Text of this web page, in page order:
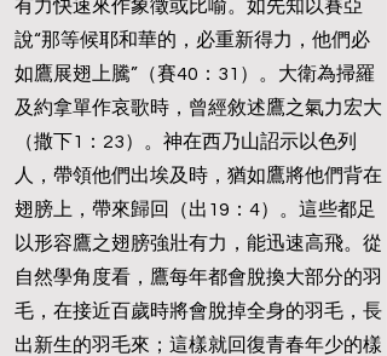
有力快速來作象徵或比喻。如先知以賽亞
說“那等候耶和華的，必重新得力，他們必
如鷹展翅上騰”（賽40：31）。大衛為掃羅
及約拿單作哀歌時，曾經敘述鷹之氣力宏大
（撒下1：23）。神在西乃山詔示以色列
人，帶領他們出埃及時，猶如鷹將他們背在
翅膀上，帶來歸回（出19：4）。這些都足
以形容鷹之翅膀強壯有力，能迅速高飛。從
自然學角度看，鷹每年都會脫換大部分的羽
毛，在接近百歲時將會脫掉全身的羽毛，長
出新生的羽毛來；這樣就回復青春年少的樣